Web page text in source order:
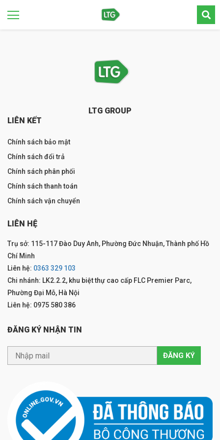
LTG GROUP
LIÊN KẾT
Chính sách bảo mật
Chính sách đổi trả
Chính sách phân phối
Chính sách thanh toán
Chính sách vận chuyển
LIÊN HỆ
Trụ sở: 115-117 Đào Duy Anh, Phường Đức Nhuận, Thành phố Hồ
Chí Minh
Liên hệ: 0363 329 103
Chi nhánh: LK2.2.2, khu biệt thự cao cấp FLC Premier Parc,
Phường Đại Mỗ, Hà Nội
Liên hệ: 0975 580 386
ĐĂNG KÝ NHẬN TIN